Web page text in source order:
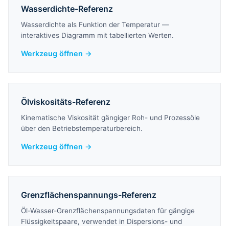
Wasserdichte-Referenz
Wasserdichte als Funktion der Temperatur —
interaktives Diagramm mit tabellierten Werten.
Werkzeug öffnen →
Ölviskositäts-Referenz
Kinematische Viskosität gängiger Roh- und Prozessöle
über den Betriebstemperaturbereich.
Werkzeug öffnen →
Grenzflächenspannungs-Referenz
Öl-Wasser-Grenzflächenspannungsdaten für gängige
Flüssigkeitspaare, verwendet in Dispersions- und